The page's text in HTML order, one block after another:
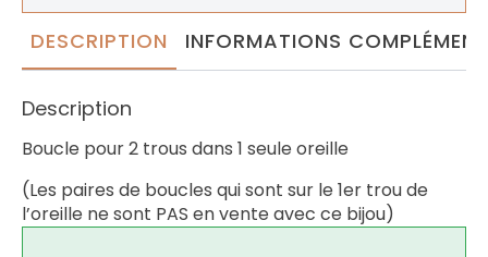
DESCRIPTION INFORMATIONS
Description
Boucle pour 2 trous dans 1 seule oreille
(Les paires de boucles qui sont sur le 1er trou de
l’oreille ne sont PAS en vente avec ce bijou)